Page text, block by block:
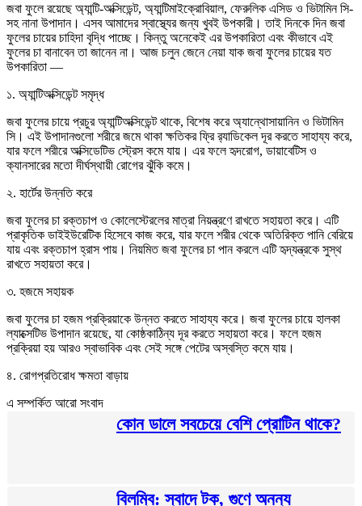
জবা ফুলে রয়েছে অ্যান্টি-অক্সিডেন্ট, অ্যান্টিমাইক্রোবিয়াল, ফেরুলিক এসিড ও ভিটামিন সি-
সহ নানা উপাদান। এসব আমাদের স্বাস্থ্যের জন্য খুবই উপকারী। তাই দিনকে দিন জবা
ফুলের চায়ের চাহিদা বৃদ্ধি পাচ্ছে। কিন্তু অনেকেই এর উপকারিতা এবং কীভাবে এই
ফুলের চা বানাবেন তা জানেন না। আজ চলুন জেনে নেয়া যাক জবা ফুলের চায়ের যত
উপকারিতা —
১. অ্যান্টিঅক্সিডেন্ট সমৃদ্ধ
জবা ফুলের চায়ে প্রচুর অ্যান্টিঅক্সিডেন্ট থাকে, বিশেষ করে অ্যান্থোসায়ানিন ও ভিটামিন
সি। এই উপাদানগুলো শরীরে জমে থাকা ক্ষতিকর ফ্রি র‍্যাডিকেল দূর করতে সাহায্য করে,
যার ফলে শরীরে অক্সিডেটিভ স্ট্রেস কমে যায়। এর ফলে হৃদরোগ, ডায়াবেটিস ও
ক্যানসারের মতো দীর্ঘস্থায়ী রোগের ঝুঁকি কমে।
২. হার্টের উন্নতি করে
জবা ফুলের চা রক্তচাপ ও কোলেস্টেরলের মাত্রা নিয়ন্ত্রণে রাখতে সহায়তা করে। এটি
প্রাকৃতিক ডাইইউরেটিক হিসেবে কাজ করে, যার ফলে শরীর থেকে অতিরিক্ত পানি বেরিয়ে
যায় এবং রক্তচাপ হ্রাস পায়। নিয়মিত জবা ফুলের চা পান করলে এটি হৃদ্‌যন্ত্রকে সুস্থ
রাখতে সহায়তা করে।
৩. হজমে সহায়ক
জবা ফুলের চা হজম প্রক্রিয়াকে উন্নত করতে সাহায্য করে। জবা ফুলের চায়ে হালকা
ল্যাক্সেটিভ উপাদান রয়েছে, যা কোষ্ঠকাঠিন্য দূর করতে সহায়তা করে। ফলে হজম
প্রক্রিয়া হয় আরও স্বাভাবিক এবং সেই সঙ্গে পেটের অস্বস্তি কমে যায়।
৪. রোগপ্রতিরোধ ক্ষমতা বাড়ায়
এ সম্পর্কিত আরো সংবাদ
কোন ডালে সবচেয়ে বেশি প্রোটিন থাকে?
বিলম্বি: স্বাদে টক, গুণে অনন্য